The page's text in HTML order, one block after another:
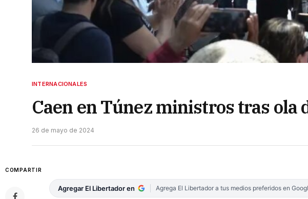
INTERNACIONALES
Caen en Túnez ministros tras ola
26 de mayo de 2024
COMPARTIR
Agregar El Libertador en Agrega El Libertador a tus medios preferidos en